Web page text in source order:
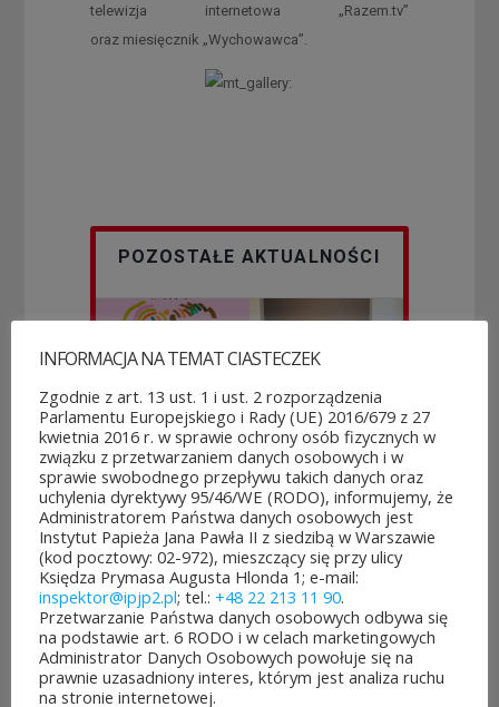
telewizja internetowa „Razem.tv”
oraz miesięcznik „Wychowawca”.
POZOSTAŁE AKTUALNOŚCI
Rozpoczęło
się
głosowanie
w Budżeci...
3
sierpnia&8b44p;2026
Jubileuszowe
XXV
Mistrzostwa
Polski Duch...
10
lipca&7b19p;2026
INFORMACJA NA TEMAT CIASTECZEK
Zgodnie z art. 13 ust. 1 i ust. 2 rozporządzenia
Parlamentu Europejskiego i Rady (UE) 2016/679 z 27
kwietnia 2016 r. w sprawie ochrony osób fizycznych w
związku z przetwarzaniem danych osobowych i w
sprawie swobodnego przepływu takich danych oraz
uchylenia dyrektywy 95/46/WE (RODO), informujemy, że
Administratorem Państwa danych osobowych jest
Instytut Papieża Jana Pawła II z siedzibą w Warszawie
(kod pocztowy: 02-972), mieszczący się przy ulicy
Księdza Prymasa Augusta Hlonda 1; e-mail:
inspektor@ipjp2.pl; tel.: +48 22 213 11 90.
Przetwarzanie Państwa danych osobowych odbywa się
na podstawie art. 6 RODO i w celach marketingowych
Administrator Danych Osobowych powołuje się na
prawnie uzasadniony interes, którym jest analiza ruchu
na stronie internetowej.